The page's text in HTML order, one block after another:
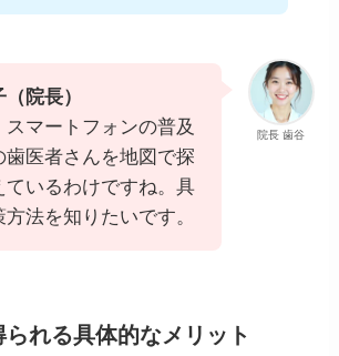
院長 歯谷
院長）
スマートフォンの普及
歯医者さんを地図で探
ているわけですね。具
法を知りたいです。
れる具体的なメリット